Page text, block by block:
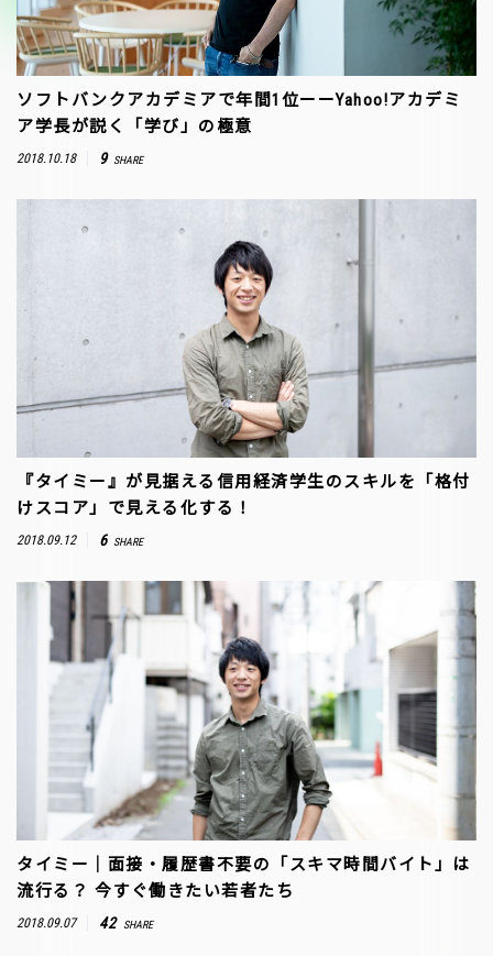
ソフトバンクアカデミアで年間1位ーーYahoo!アカデミ
ア学長が説く「学び」の極意
2018.10.18 9 SHARE
『タイミー』が見据える信用経済学生のスキルを「格付
けスコア」で見える化する！
2018.09.12 6 SHARE
タイミー｜面接・履歴書不要の「スキマ時間バイト」は
流行る？ 今すぐ働きたい若者たち
2018.09.07 42 SHARE